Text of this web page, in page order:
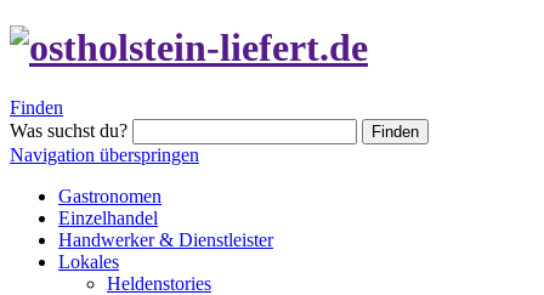
Finden
Was suchst du?
Finden
Navigation überspringen
Gastronomen
Einzelhandel
Handwerker & Dienstleister
Lokales
Heldenstories